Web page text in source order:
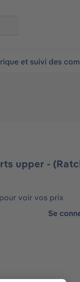
et suivi des
upper -
voir vos prix
Se